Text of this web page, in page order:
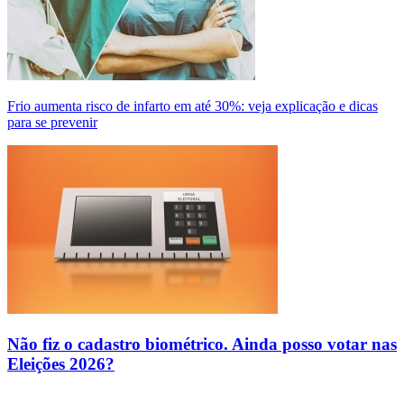
Frio aumenta risco de infarto em até 30%: veja explicação e dicas
para se prevenir
Não fiz o cadastro biométrico. Ainda posso votar nas
Eleições 2026?